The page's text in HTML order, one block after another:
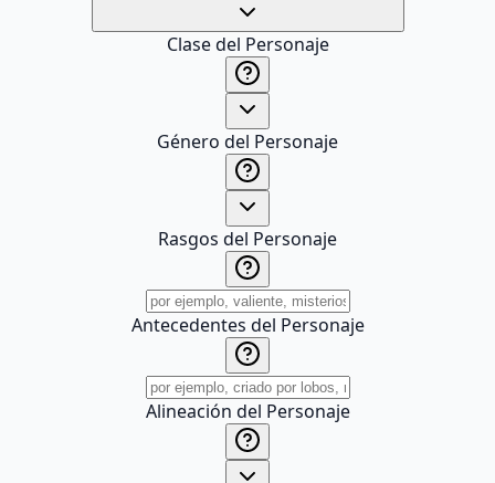
Clase del Personaje
Género del Personaje
Rasgos del Personaje
Antecedentes del Personaje
Alineación del Personaje